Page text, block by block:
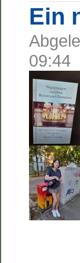
Ein
09:44